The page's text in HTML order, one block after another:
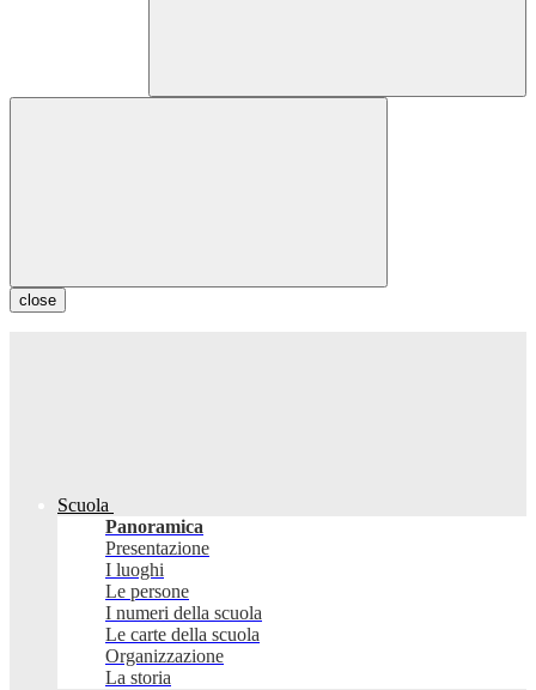
close
Scuola
Panoramica
Presentazione
I luoghi
Le persone
I numeri della scuola
Le carte della scuola
Organizzazione
La storia